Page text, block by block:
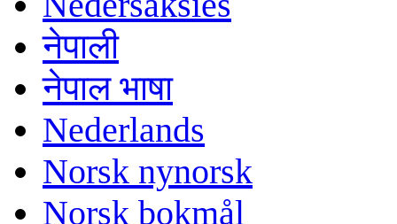
नेपाली
नेपाल भाषा
Nederlands
Norsk nynorsk
Norsk bokmål